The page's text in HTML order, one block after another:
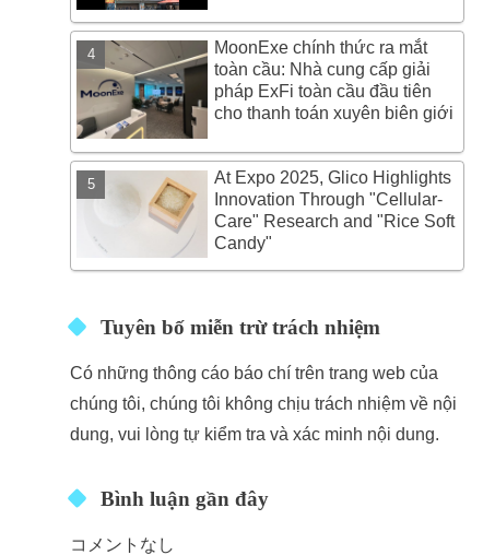
MoonExe chính thức ra mắt
toàn cầu: Nhà cung cấp giải
pháp ExFi toàn cầu đầu tiên
cho thanh toán xuyên biên giới
At Expo 2025, Glico Highlights
Innovation Through "Cellular-
Care" Research and "Rice Soft
Candy"
Tuyên bố miễn trừ trách nhiệm
Có những thông cáo báo chí trên trang web của
chúng tôi, chúng tôi không chịu trách nhiệm về nội
dung, vui lòng tự kiểm tra và xác minh nội dung.
Bình luận gần đây
コメントなし